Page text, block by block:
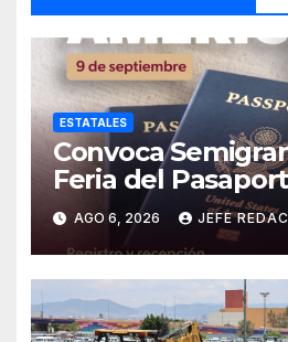
ESTATALES
Convoca
Feria del
Estadounidense
AGO 6, 2026 JEFE